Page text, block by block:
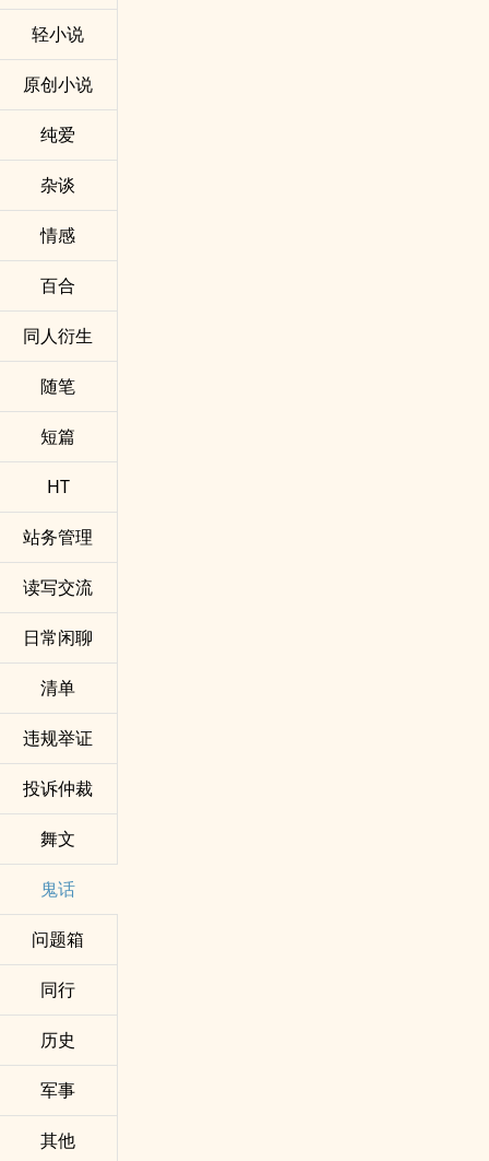
轻小说
原创小说
纯爱
杂谈
情感
百合
同人衍生
随笔
短篇
HT
站务管理
读写交流
日常闲聊
清单
违规举证
投诉仲裁
舞文
鬼话
问题箱
同行
历史
军事
其他